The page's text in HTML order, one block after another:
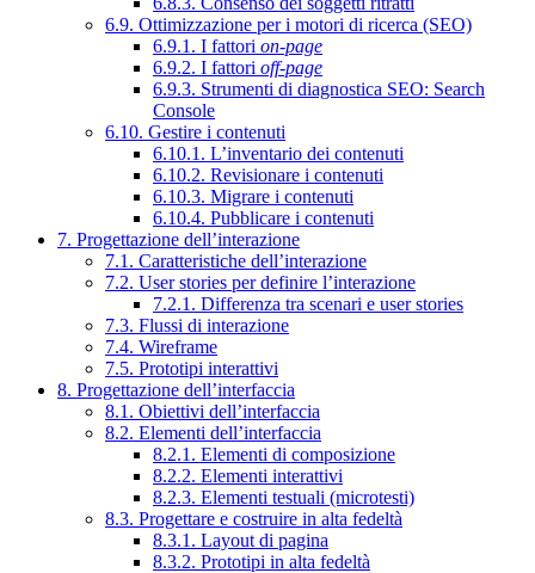
6.9. Ottimizzazione per i motori di ricerca (SEO)
6.9.1. I fattori on-page
6.9.2. I fattori off-page
6.9.3. Strumenti di diagnostica SEO: Search
Console
6.10. Gestire i contenuti
6.10.1. L’inventario dei contenuti
6.10.2. Revisionare i contenuti
6.10.3. Migrare i contenuti
6.10.4. Pubblicare i contenuti
7. Progettazione dell’interazione
7.1. Caratteristiche dell’interazione
7.2. User stories per definire l’interazione
7.2.1. Differenza tra scenari e user stories
7.3. Flussi di interazione
7.4. Wireframe
7.5. Prototipi interattivi
8. Progettazione dell’interfaccia
8.1. Obiettivi dell’interfaccia
8.2. Elementi dell’interfaccia
8.2.1. Elementi di composizione
8.2.2. Elementi interattivi
8.2.3. Elementi testuali (microtesti)
8.3. Progettare e costruire in alta fedeltà
8.3.1. Layout di pagina
8.3.2. Prototipi in alta fedeltà